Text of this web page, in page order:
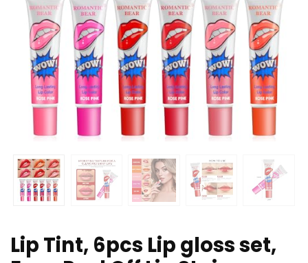
Lip Tint, 6pcs Lip gloss set,